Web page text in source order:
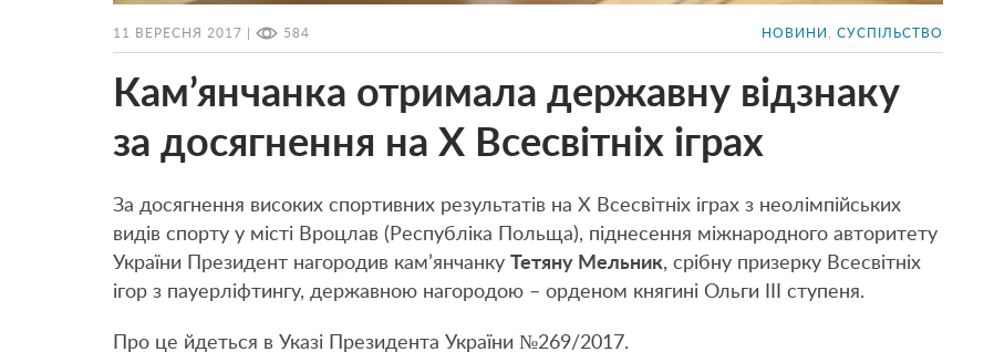
11 ВЕРЕСНЯ 2017 | 584 НОВИНИ СУСПІЛЬСТВО
Кам’янчанка отримала державну відзнаку
за досягнення на X Всесвітніх іграх
За досягнення високих спортивних результатів на X Всесвітніх іграх з неолімпійських
видів спорту у місті Вроцлав (Республіка Польща), піднесення міжнародного авторитету
України Президент нагородив кам’янчанку Тетяну Мельник, срібну призерку Всесвітніх
ігор з пауерліфтингу, державною нагородою – орденом княгині Ольги ІІІ ступеня.
Про це йдеться в Указі Президента України №269/2017.